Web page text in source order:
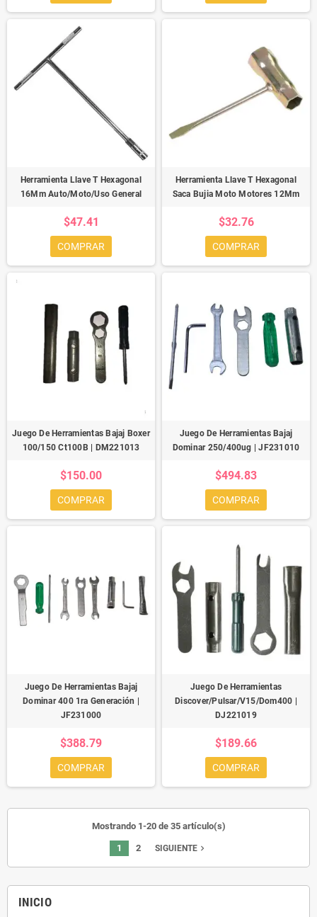
INICIO
Herramienta Llave T Hexagonal
16Mm Auto/Moto/Uso General
$47.41
COMPRAR
Herramienta Llave T Hexagonal
Saca Bujia Moto Motores 12Mm
$32.76
COMPRAR
Juego De Herramientas Bajaj Boxer
100/150 Ct100B | DM221013
$150.00
COMPRAR
Juego De Herramientas Bajaj
Dominar 250/400ug | JF231010
$494.83
COMPRAR
Juego De Herramientas Bajaj
Dominar 400 1ra Generación |
JF231000
$388.79
COMPRAR
Juego De Herramientas
Discover/Pulsar/V15/Dom400 |
DJ221019
$189.66
COMPRAR
Mostrando 1-20 de 35 artículo(s)
1 2 SIGUIENTE navigate_next